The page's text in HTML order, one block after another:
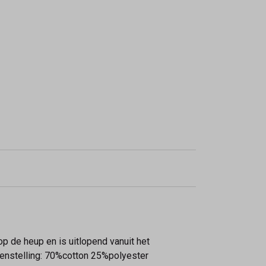
de heup en is uitlopend vanuit het
70%cotton 25%polyester